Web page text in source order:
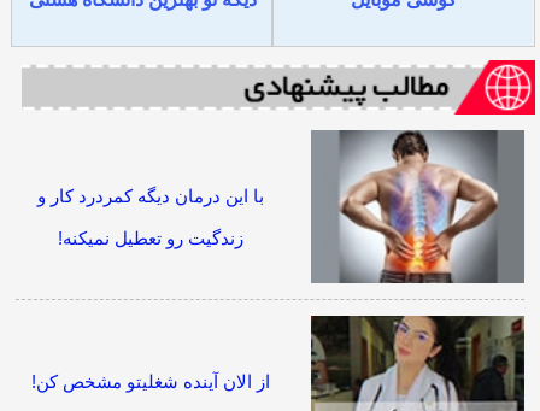
با این درمان دیگه کمردرد کار و
زندگیت رو تعطیل نمیکنه!
از الان آینده شغلیتو مشخص کن!